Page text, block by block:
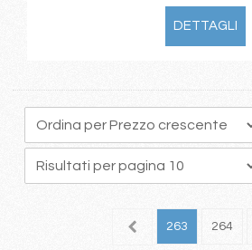
DETTAGLI
262 263 264